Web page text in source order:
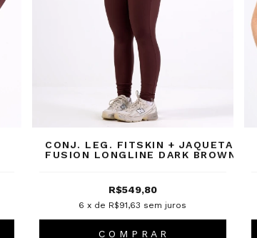
CONJ. LEG. FITSKIN + JAQUETA
FUSION LONGLINE DARK BROWN
R$549,80
6 x de R$91,63 sem juros
C O M P R A R